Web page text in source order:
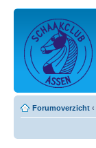
Forumoverzicht ‹